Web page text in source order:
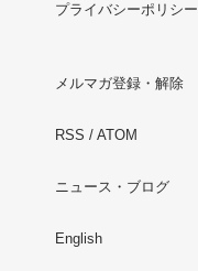
プライバシーポリシー
メルマガ登録・解除
RSS / ATOM
ニュース・ブログ
English